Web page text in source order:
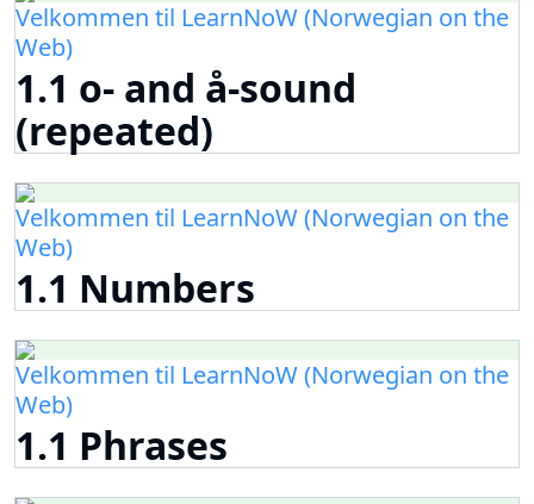
Velkommen til LearnNoW (Norwegian on the
Web)
1.1 o- and å-sound
(repeated)
Velkommen til LearnNoW (Norwegian on the
Web)
1.1 Numbers
Velkommen til LearnNoW (Norwegian on the
Web)
1.1 Phrases